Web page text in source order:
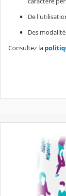
De
Des
Consultez la